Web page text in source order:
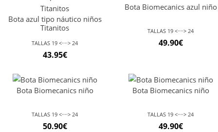
Bota azul tipo náutico niños
Titanitos
TALLAS 19 <····> 24
43.95€
Bota Biomecanics azul niño
TALLAS 19 <····> 24
49.90€
Bota Biomecanics niño
TALLAS 19 <····> 24
50.90€
Bota Biomecanics niño
TALLAS 19 <····> 24
49.90€